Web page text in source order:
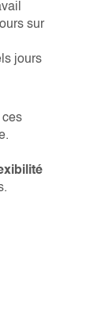
sur
jours
ces